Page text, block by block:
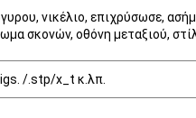
νικέλιο, επιχρύσωσε,
σκονών, οθόνη μεταξιού,
/.stp/x_t κ.λπ.